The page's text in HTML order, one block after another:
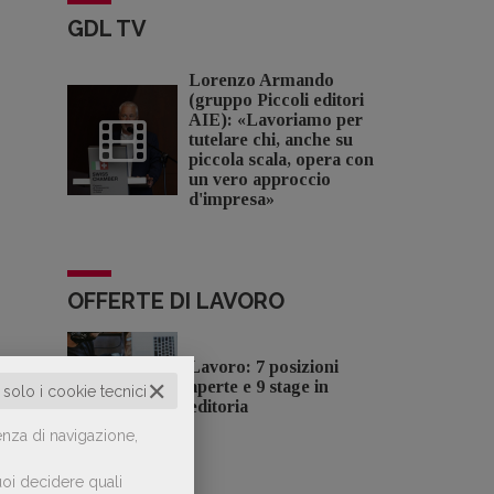
✕
i cookie tecnici
di navigazione,
decidere quali
GDL TV
Lorenzo Armando
(gruppo Piccoli editori
AIE): «Lavoriamo per
tutelare chi, anche su
piccola scala, opera con
un vero approccio
d'impresa»
OFFERTE DI LAVORO
Lavoro: 7 posizioni
aperte e 9 stage in
editoria